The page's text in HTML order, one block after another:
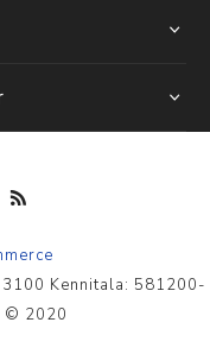
Kennitala: 581200-
© 2020